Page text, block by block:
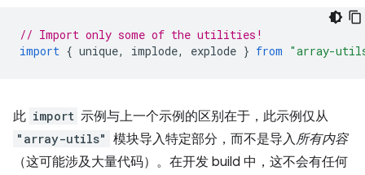
// Import only some of the utilities!
import { unique, implode, explode } from "array-
此 import 示例与上一个示例的区别在于，此示例仅从
"array-utils" 模块导入特定部分，而不是导入所有内容
（这可能涉及大量代码）。在开发 build 中，这不会有任何